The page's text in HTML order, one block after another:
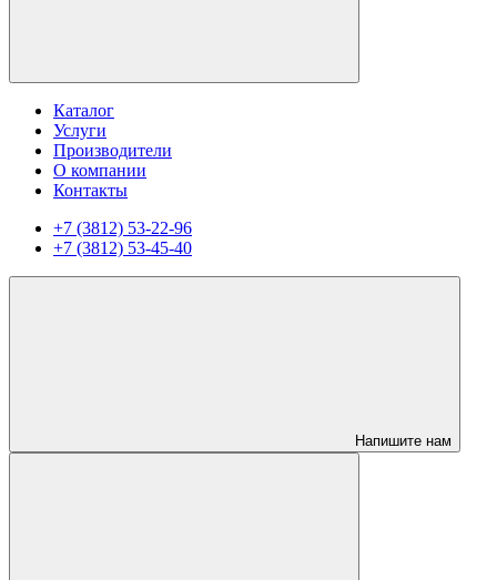
Каталог
Услуги
Производители
О компании
Контакты
+7 (3812) 53-22-96
+7 (3812) 53-45-40
Напишите нам